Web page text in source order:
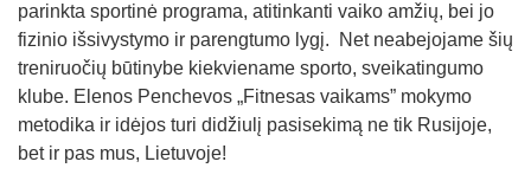
parinkta sportinė programa, atitinkanti vaiko amžių, bei jo
fizinio išsivystymo ir parengtumo lygį. Net neabejojame šių
treniruočių būtinybe kiekviename sporto, sveikatingumo
klube. Elenos Penchevos „Fitnesas vaikams” mokymo
metodika ir idėjos turi didžiulį pasisekimą ne tik Rusijoje,
bet ir pas mus, Lietuvoje!